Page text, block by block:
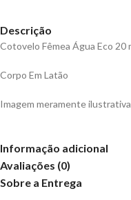
Descrição
Cotovelo Fêmea Água Eco 20
Corpo Em Latão
Imagem meramente ilustrativa
Informação adicional
Avaliações (0)
Sobre a Entrega